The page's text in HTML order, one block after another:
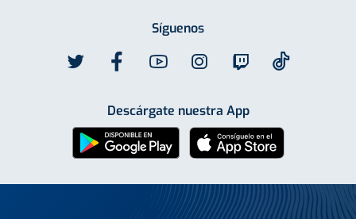
Síguenos
Descárgate nuestra App